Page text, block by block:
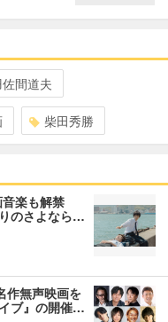
間道夫
柴田秀勝
音楽も解禁
のさよなら…
作無声映画を
ブ』の開催…